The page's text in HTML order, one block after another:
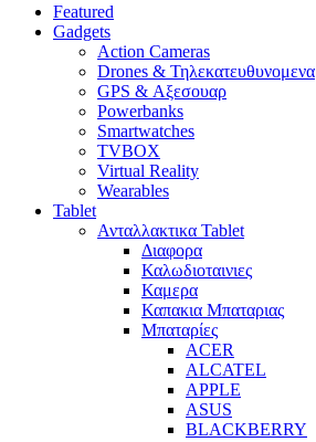
Featured
Gadgets
Action Cameras
Drones & Τηλεκατευθυνομενα
GPS & Αξεσουαρ
Powerbanks
Smartwatches
TVBOX
Virtual Reality
Wearables
Tablet
Ανταλλακτικα Tablet
Διαφορα
Καλωδιοταινιες
Καμερα
Καπακια Μπαταριας
Μπαταρίες
ACER
ALCATEL
APPLE
ASUS
BLACKBERRY